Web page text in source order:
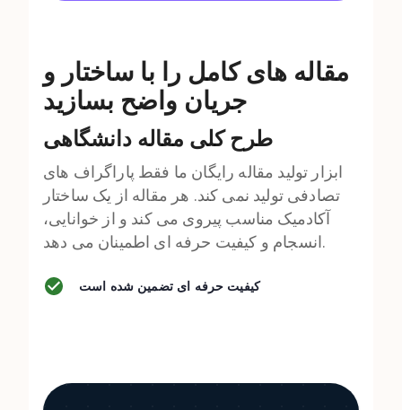
مقاله های کامل را با ساختار و
جریان واضح بسازید
طرح کلی مقاله دانشگاهی
ابزار تولید مقاله رایگان ما فقط پاراگراف های
تصادفی تولید نمی کند. هر مقاله از یک ساختار
آکادمیک مناسب پیروی می کند و از خوانایی،
انسجام و کیفیت حرفه ای اطمینان می دهد.
کیفیت حرفه ای تضمین شده است